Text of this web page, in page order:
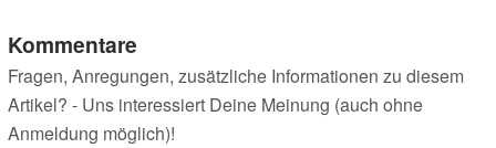
Kommentare
Fragen, Anregungen, zusätzliche Informationen zu diesem
Artikel? - Uns interessiert Deine Meinung (auch ohne
Anmeldung möglich)!